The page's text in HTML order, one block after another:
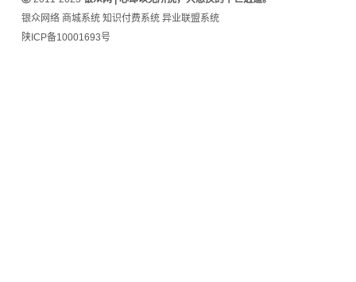
银众网络 商城系统 知识付费系统 异业联盟系统
陕ICP备10001693号